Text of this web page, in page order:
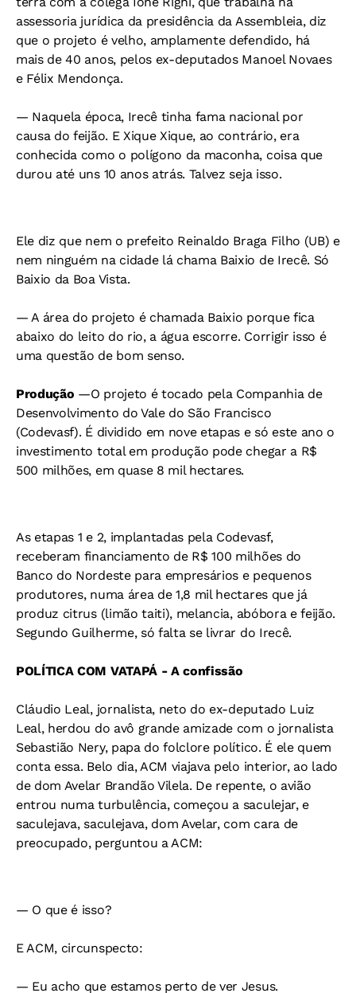
assessoria jurídica da presidência da Assembleia, diz
que o projeto é velho, amplamente defendido, há
mais de 40 anos, pelos ex-deputados Manoel Novaes
e Félix Mendonça.
— Naquela época, Irecê tinha fama nacional por
causa do feijão. E Xique Xique, ao contrário, era
conhecida como o polígono da maconha, coisa que
durou até uns 10 anos atrás. Talvez seja isso.
Ele diz que nem o prefeito Reinaldo Braga Filho (UB) e
nem ninguém na cidade lá chama Baixio de Irecê. Só
Baixio da Boa Vista.
— A área do projeto é chamada Baixio porque fica
abaixo do leito do rio, a água escorre. Corrigir isso é
uma questão de bom senso.
Produção —O projeto é tocado pela Companhia de
Desenvolvimento do Vale do São Francisco
(Codevasf). É dividido em nove etapas e só este ano o
investimento total em produção pode chegar a R$
500 milhões, em quase 8 mil hectares.
As etapas 1 e 2, implantadas pela Codevasf,
receberam financiamento de R$ 100 milhões do
Banco do Nordeste para empresários e pequenos
produtores, numa área de 1,8 mil hectares que já
produz citrus (limão taiti), melancia, abóbora e feijão.
Segundo Guilherme, só falta se livrar do Irecê.
POLÍTICA COM VATAPÁ - A confissão
Cláudio Leal, jornalista, neto do ex-deputado Luiz
Leal, herdou do avô grande amizade com o jornalista
Sebastião Nery, papa do folclore político. É ele quem
conta essa. Belo dia, ACM viajava pelo interior, ao lado
de dom Avelar Brandão Vilela. De repente, o avião
entrou numa turbulência, começou a saculejar, e
saculejava, saculejava, dom Avelar, com cara de
preocupado, perguntou a ACM:
— O que é isso?
E ACM, circunspecto:
— Eu acho que estamos perto de ver Jesus.